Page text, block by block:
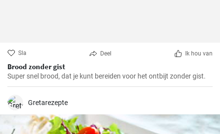
Sla Deel Ik hou van
Brood zonder gist
Super snel brood, dat je kunt bereiden voor het ontbijt zonder gist.
Gretarezepte